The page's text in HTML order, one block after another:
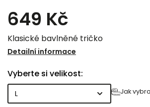
649 Kč
Klasické bavlněné tričko
Detailní informace
Vyberte si velikost:
Jak